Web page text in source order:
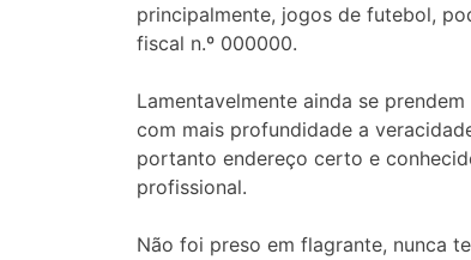
principalmente, jogos de futebol,
fiscal n.º 000000.
Lamentavelmente ainda se
com mais profundidade a
portanto endereço certo e
profissional.
Não foi preso em flagrante, nunca